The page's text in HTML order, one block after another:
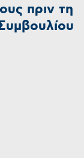
πριν τη